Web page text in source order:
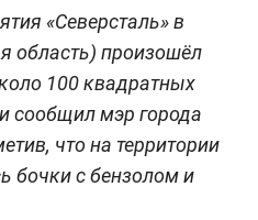
«Северсталь» в
область) произошёл
100 квадратных
сообщил мэр города
что на территории
бочки с бензолом и